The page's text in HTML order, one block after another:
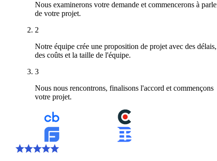
Nous examinerons votre demande et commencerons à
de votre projet.
2
Notre équipe crée une proposition de projet avec des délais,
des coûts et la taille de l'équipe.
3
Nous nous rencontrons, finalisons l'accord et commençons
votre projet.